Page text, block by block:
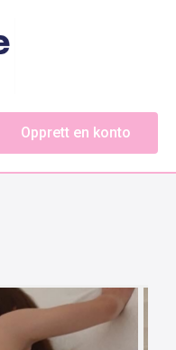
Opprett en konto